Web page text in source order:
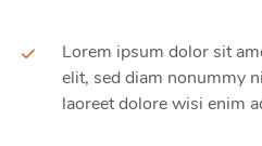
Lorem ipsum dolor sit
elit, sed diam nonummy
laoreet dolore wisi enim